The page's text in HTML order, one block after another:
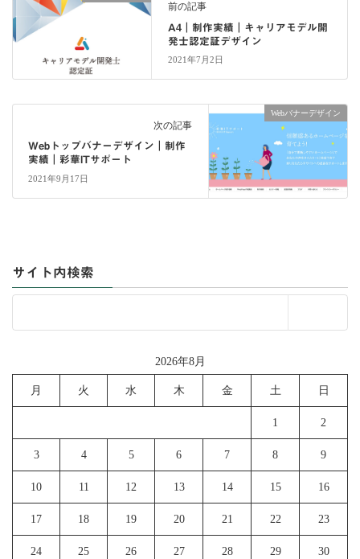
前の記事
A4｜制作実績｜キャリアモデル開
発士認定証デザイン
2021年7月2日
Webバナーデザイン
次の記事
Webトップバナーデザイン｜制作
実績｜彩華ITサポート
2021年9月17日
サイト内検索
2026年8月
月 火 水 木 金 土 日
1 2
3 4 5 6 7 8 9
10 11 12 13 14 15 16
17 18 19 20 21 22 23
24 25 26 27 28 29 30